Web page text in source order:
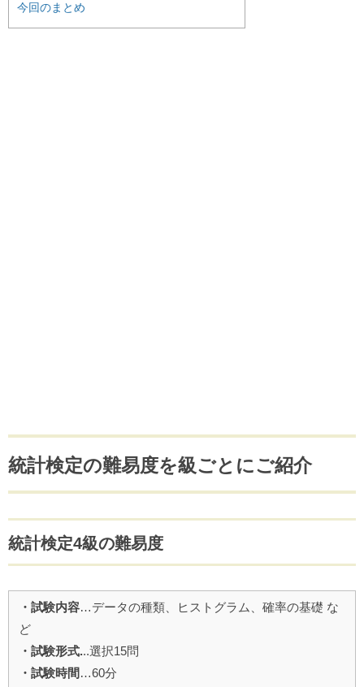
今回のまとめ
統計検定の難易度を級ごとにご紹介
統計検定4級の難易度
・試験内容…データの種類、ヒストグラム、確率の基礎 な
ど
・試験形式...選択15問
・試験時間 …60分